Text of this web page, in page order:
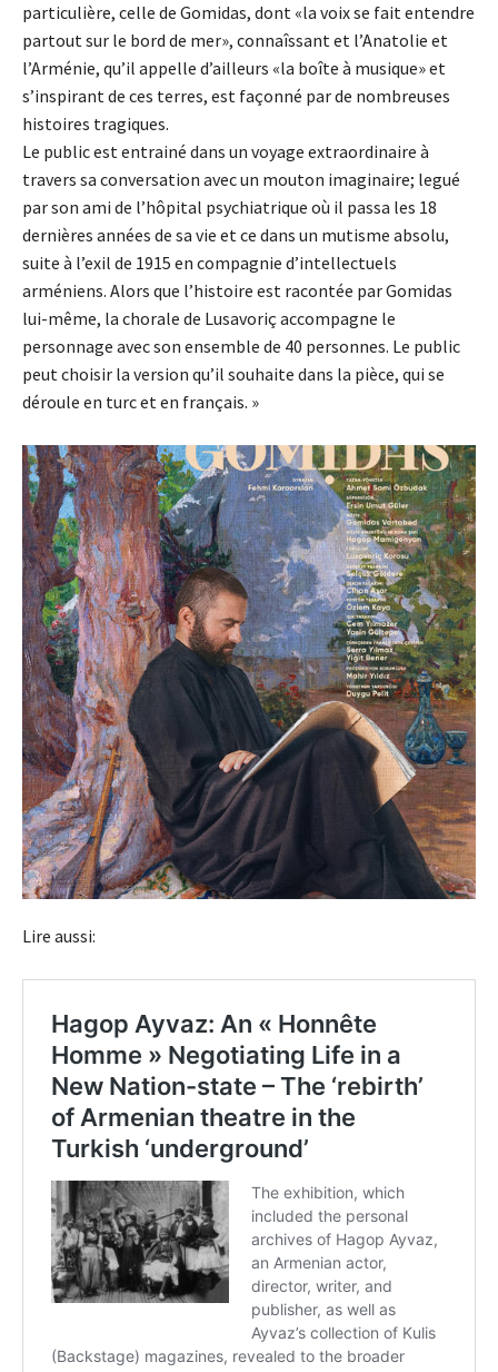
particulière, celle de Gomidas, dont «la voix se fait entendre
partout sur le bord de mer», connaîssant et l’Anatolie et
l’Arménie, qu’il appelle d’ailleurs «la boîte à musique» et
s’inspirant de ces terres, est façonné par de nombreuses
histoires tragiques.
Le public est entrainé dans un voyage extraordinaire à
travers sa conversation avec un mouton imaginaire; legué
par son ami de l’hôpital psychiatrique où il passa les 18
dernières années de sa vie et ce dans un mutisme absolu,
suite à l’exil de 1915 en compagnie d’intellectuels
arméniens. Alors que l’histoire est racontée par Gomidas
lui-même, la chorale de Lusavoriç accompagne le
personnage avec son ensemble de 40 personnes. Le public
peut choisir la version qu’il souhaite dans la pièce, qui se
déroule en turc et en français. »
Lire aussi: